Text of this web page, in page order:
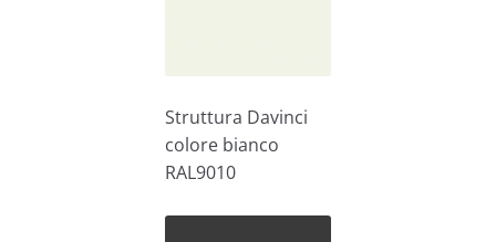
Struttura Davinci
colore bianco
RAL9010